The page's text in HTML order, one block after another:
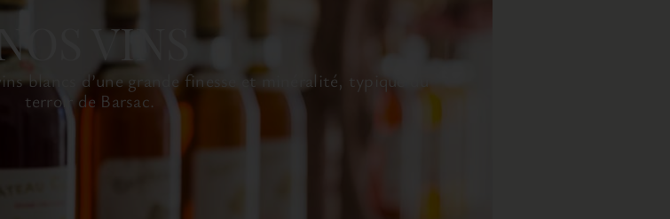
VINS
blancs d’une grande finesse et minéralité, typique du
terroir de Barsac.